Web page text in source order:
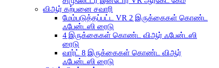
விஆர் கற்பனை சவாரி
மேம்படுத்தப்பட்ட VR 2 இருக்கைகள் கொண்ட
ஃபேன்டஸி ரைடு
4 இருக்கைகள் கொண்ட விஆர் ஃபேன்டஸி
ரைடு
வார்ட் 8 இருக்கைகள் கொண்ட விஆர்
ஃபேன்டஸி ரைடு